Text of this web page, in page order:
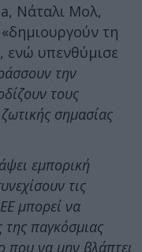
Νάταλι Μολ,
τη
ενώ υπενθύμισε
την
τους
σημασίας
εμπορική
τις
μπορεί να
της παγκόσμιας
που να μην βλάπτει